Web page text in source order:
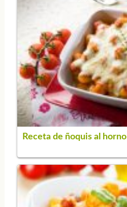
Receta de ñoquis al horno